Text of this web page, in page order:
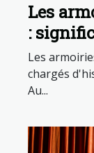
Les
:
travers
Les
chargés
Au...